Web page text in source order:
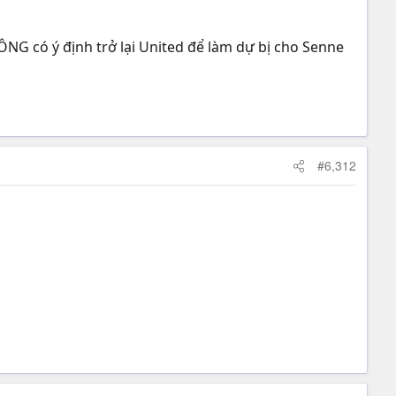
có ý định trở lại United để làm dự bị cho Senne
#6,312